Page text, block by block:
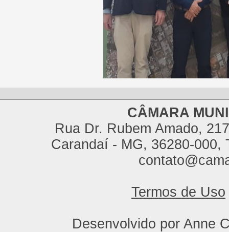
CÂMARA
Rua Dr. Rubem Amado,
Carandaí - MG, 36280-000,
Termos de Uso
Desenvolvido por Anne